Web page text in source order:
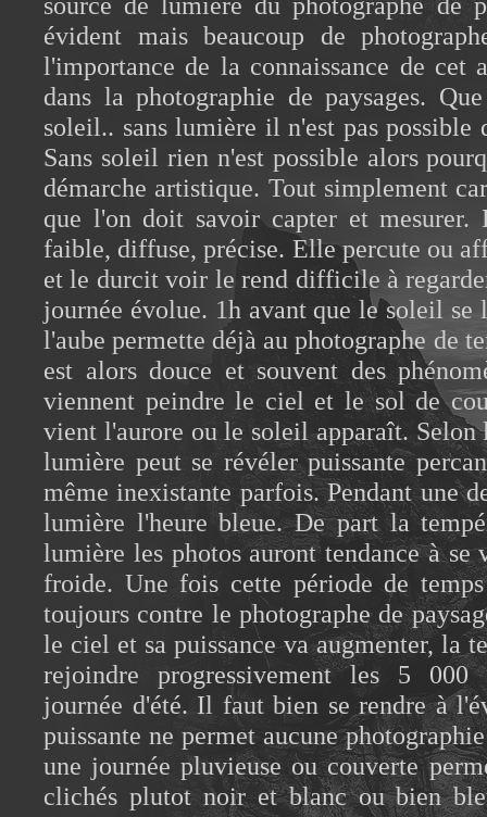
évident mais beaucoup de
l'importance de la connaissance de cet
dans la photographie de paysages.
soleil.. sans lumière il n'est pas possible
Sans soleil rien n'est possible alors
démarche artistique. Tout simplement
que l'on doit savoir capter et
faible, diffuse, précise. Elle percute ou
et le durcit voir le rend difficile à
journée évolue. 1h avant que le soleil se
l'aube permette déjà au photographe de
est alors douce et souvent des
viennent peindre le ciel et le sol de
vient l'aurore ou le soleil apparaît. Selon
lumière peut se révéler puissante
même inexistante parfois. Pendant une
lumière l'heure bleue. De part la
lumière les photos auront tendance à
froide. Une fois cette période de
toujours contre le photographe de
le ciel et sa puissance va augmenter, la
rejoindre progressivement les 5 000
journée d'été. Il faut bien se rendre à
puissante ne permet aucune
une journée pluvieuse ou couverte
clichés plutot noir et blanc ou bien